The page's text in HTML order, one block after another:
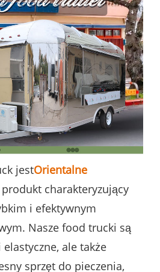
jestOrientalne
charakteryzujący
i efektywnym
Nasze food trucki są
ale także
sprzęt do pieczenia,